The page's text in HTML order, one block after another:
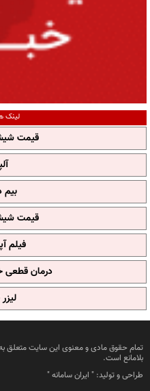
لینک
قیمت
بیم
قیمت
فیلم
درمان قطعی
تمام حقوق مادی و معنوی این سایت متعلق
بلامانع است.
طراحی و تولید: " ایران سامانه"